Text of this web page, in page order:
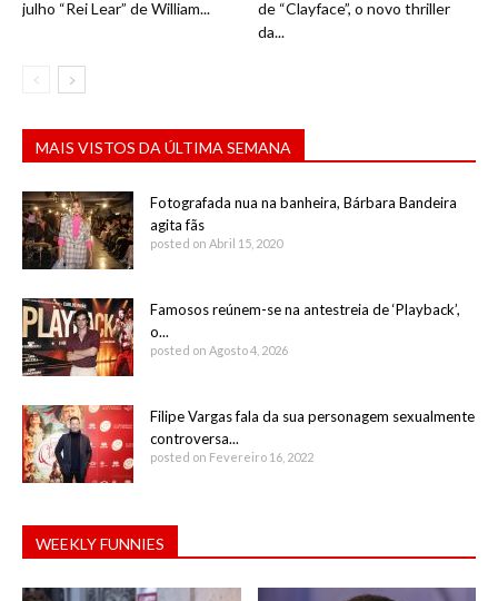
julho “Rei Lear” de William...
de “Clayface”, o novo thriller
da...
MAIS VISTOS DA ÚLTIMA SEMANA
Fotografada nua na banheira, Bárbara Bandeira
agita fãs
posted on Abril 15, 2020
Famosos reúnem-se na antestreia de ‘Playback’,
o...
posted on Agosto 4, 2026
Filipe Vargas fala da sua personagem sexualmente
controversa...
posted on Fevereiro 16, 2022
WEEKLY FUNNIES